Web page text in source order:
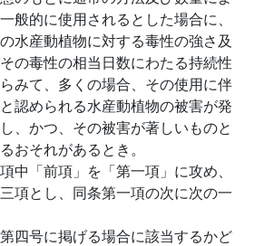
般的に使用されるとした場合に、
水産動植物に対する毒性の強さ及
の毒性の相当日数にわたる持続性
みて、多くの場合、その使用に伴
認められる水産動植物の被害が発
、かつ、その被害が著しいものと
おそれがあるとき。
中「前項」を「第一項」に攻め、
項とし、同条第一項の次に次の一
四号に掲げる場合に該当するかど